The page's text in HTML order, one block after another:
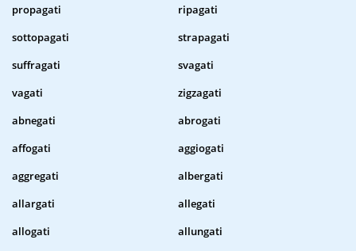
propagati
ripagati
sottopagati
strapagati
suffragati
svagati
vagati
zigzagati
abnegati
abrogati
affogati
aggiogati
aggregati
albergati
allargati
allegati
allogati
allungati